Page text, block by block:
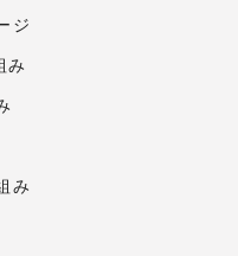
ジ
み
み